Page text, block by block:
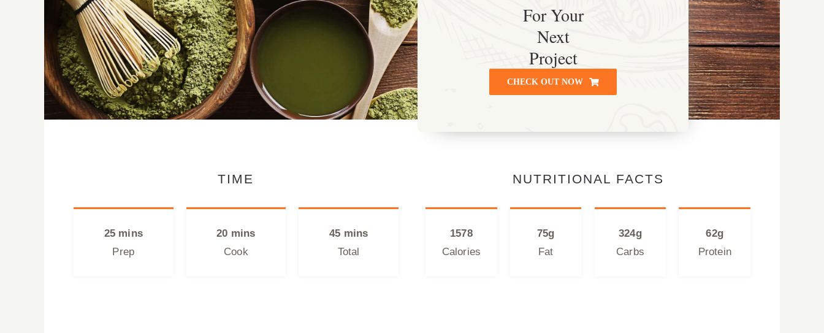
For Your
Next
Project
CHECK OUT NOW
TIME
25 mins
Prep
20 mins
Cook
45 mins
Total
NUTRITIONAL FACTS
1578
Calories
75g
Fat
324g
Carbs
62g
Protein